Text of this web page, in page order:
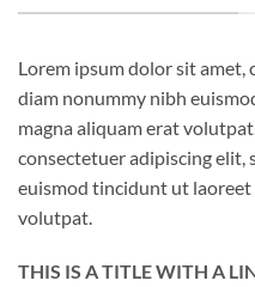
Lorem ipsum dolor sit amet,
diam nonummy nibh
magna aliquam erat
consectetuer adipiscing elit,
euismod tincidunt ut
volutpat.
THIS IS A TITLE WITH A